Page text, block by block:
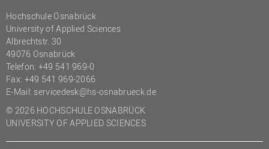
Hochschule Osnabrück
University of Applied Sciences
Albrechtstr. 30
49076 Osnabrück
Telefon: +49 541 969-0
Fax: +49 541 969-2066
E-Mail: servicedesk@hs-osnabrueck.de
© 2026 HOCHSCHULE OSNABRÜCK
UNIVERSITY OF APPLIED SCIENCES